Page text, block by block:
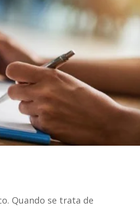
Quando se trata de